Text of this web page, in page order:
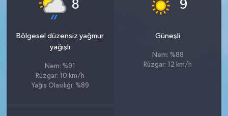
8
Bölgesel düzensiz yağmur
yağışlı
Nem: %91
Rüzgar: 10 km/h
Yağış Olasılığı: %89
9
Güneşli
Nem: %88
Rüzgar: 12 km/h